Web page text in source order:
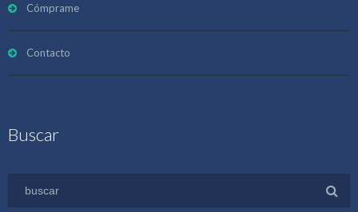
Cómprame
Contacto
Buscar